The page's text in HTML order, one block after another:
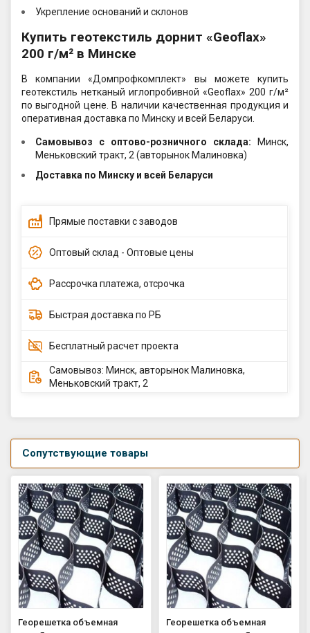
Укрепление оснований и склонов
Купить геотекстиль дорнит «Geoflax»
200 г/м² в Минске
В компании «Домпрофкомплект» вы можете купить
геотекстиль нетканый иглопробивной «Geoflax» 200 г/м²
по выгодной цене. В наличии качественная продукция и
оперативная доставка по Минску и всей Беларуси.
Самовывоз c оптово-розничного склада: Минск,
Меньковский тракт, 2 (авторынок Малиновка)
Доставка по Минску и всей Беларуси
Прямые поставки с заводов
Оптовый склад - Оптовые цены
Рассрочка платежа, отсрочка
Быстрая доставка по РБ
Бесплатный расчет проекта
Самовывоз: Минск, авторынок Малиновка,
Меньковский тракт, 2
Сопутствующие товары
Георешетка объемная
Георешетка объемная